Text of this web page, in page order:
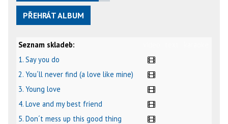
PŘEHRÁT ALBUM
Seznam skladeb:
1. Say you do
2. You´ll never find (a love like mine)
3. Young love
4. Love and my best friend
5. Don´t mess up this good thing